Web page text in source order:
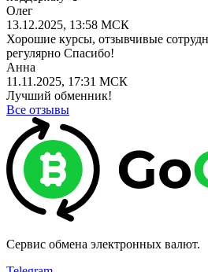
Олег
13.12.2025, 13:58 МСК
Хорошие курсы, отзывчивые
регулярно Спасибо!
Анна
11.11.2025, 17:31 МСК
Лучший обменник!
Все отзывы
Сервис обмена электронных валют.